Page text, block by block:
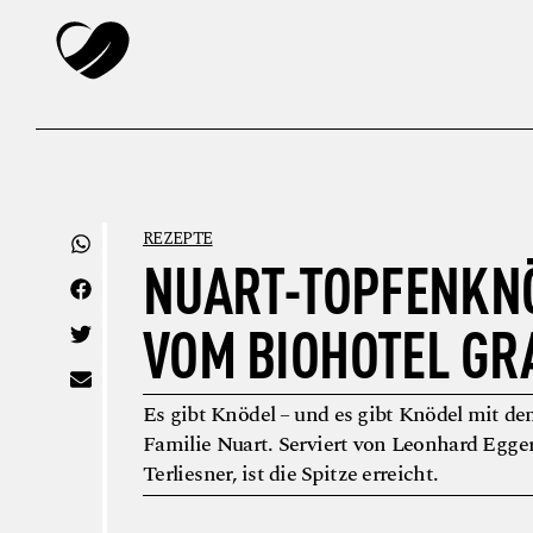
REZEPTE
NUART-
VOM BIOHOTEL
Es gibt Knödel – und es gibt Knödel mit
Familie Nuart. Serviert von Leonhard
Terliesner, ist die Spitze erreicht.